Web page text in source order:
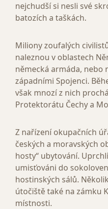
nejchudší si nesli své
batozích a taškách.
Miliony zoufalých
naleznou v oblastech
německá armáda, nebo
západními Spojenci.
však mnozí z nich
Protektorátu Čechy a
Z nařízení okupačních
českých a moravských
hosty“ ubytování.
umisťováni do
hostinských sálů.
útočiště také na zámku
místnosti.